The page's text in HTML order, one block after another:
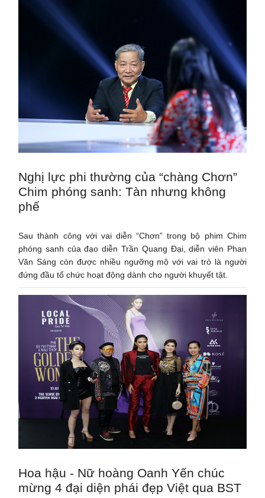
Nghị lực phi thường của “chàng Chơn”
Chim phóng sanh: Tàn nhưng không
phế
Sau thành công với vai diễn “Chơn” trong bộ phim Chim
phóng sanh của đạo diễn Trần Quang Đại, diễn viên Phan
Văn Sáng còn được nhiều ngưỡng mộ với vai trò là người
đứng đầu tổ chức hoạt động dành cho người khuyết tật.
Hoa hậu - Nữ hoàng Oanh Yến chúc
mừng 4 đại diện phái đẹp Việt qua BST